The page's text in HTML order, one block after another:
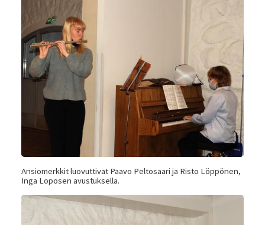
Ansiomerkkit luovuttivat Paavo Peltosaari ja Risto Löppönen,
Inga Loposen avustuksella.